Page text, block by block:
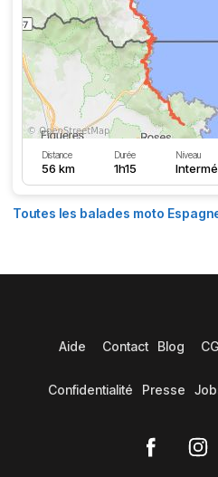
Distance
56 km
Durée
1h15
Niveau
Toutes les balades moto
Aide Contact Blog
Confidentialité Presse